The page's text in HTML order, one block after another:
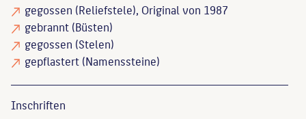
gegossen (Reliefstele), Original von 1987
gebrannt(Büsten)
gegossen (Stelen)
gepflastert(Namenssteine)
Inschriften